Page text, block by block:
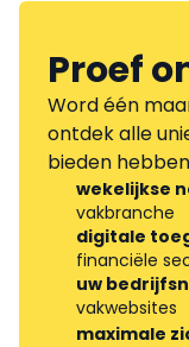
Proef
Word één
ontdek alle
bieden
wekelijkse
vakbranche
digitale
financiële
uw
vakwebsites
maximale